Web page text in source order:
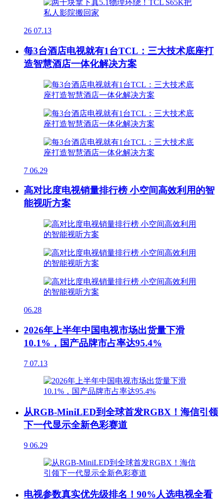
26 07.13
每3台酒店电视就有1台TCL：三大技术底座打
造智慧酒店一体化解决方案
7 06.29
高对比度电视销量排行榜 小空间高效利用的智
能视听方案
06.28
2026年上半年中国电视市场出货量下滑
10.1%，国产品牌市占率达95.4%
7 07.13
从RGB-MiniLED到全球首发RGBX！海信引领
下一代显示全新色彩赛道
9 06.29
电视参数真实优先级排名！90%人选电视全看